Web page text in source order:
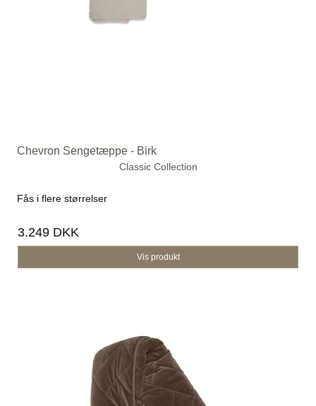
Chevron Sengetæppe - Birk
Classic Collection
Fås i flere størrelser
3.249 DKK
Vis produkt